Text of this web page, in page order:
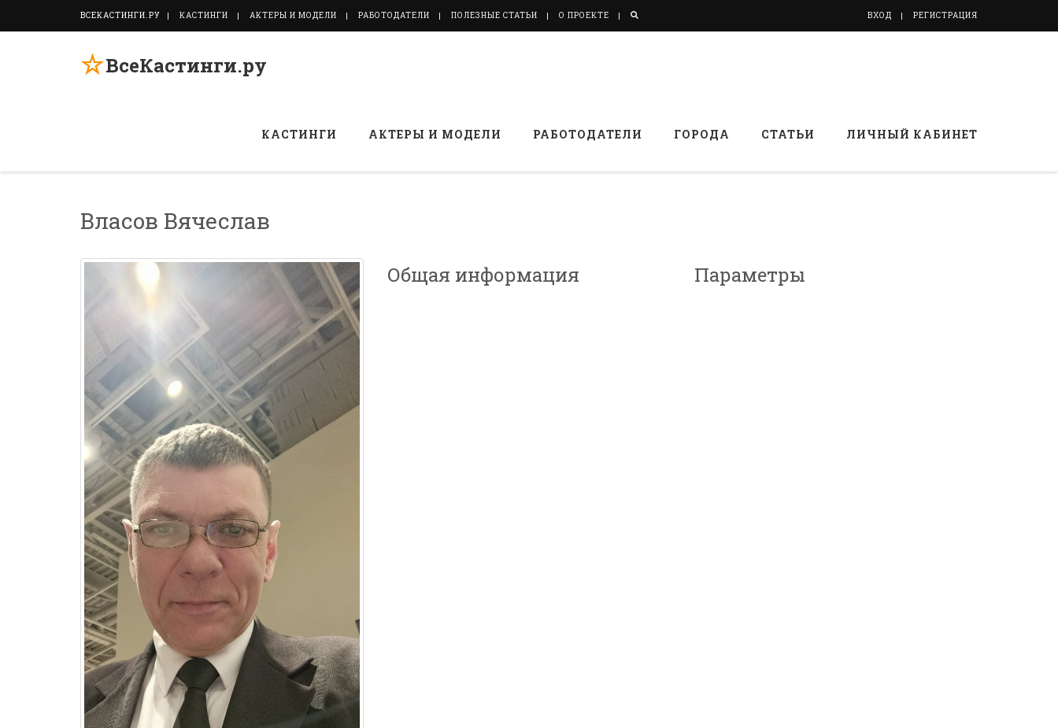
ВСЕКАСТИНГИ.РУ КАСТИНГИ АКТЕРЫ И МОДЕЛИ РАБОТОДАТЕЛИ ПОЛЕЗНЫЕ СТАТЬИ О ПРОЕКТЕ ВХОД РЕГИСТРАЦИЯ
☆ВсеКастинги.ру
КАСТИНГИ АКТЕРЫ И МОДЕЛИ РАБОТОДАТЕЛИ ГОРОДА СТАТЬИ ЛИЧНЫЙ КАБИНЕТ
Власов Вячеслав
Общая информация Параметры